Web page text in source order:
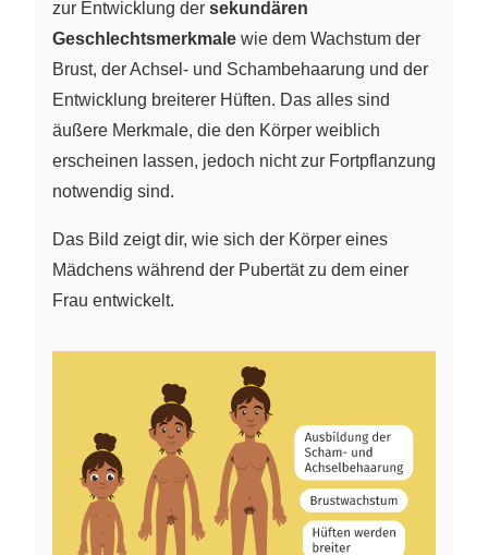
zur Entwicklung der sekundären
Geschlechtsmerkmale wie dem Wachstum der
Brust, der Achsel- und Schambehaarung und der
Entwicklung breiterer Hüften. Das alles sind
äußere Merkmale, die den Körper weiblich
erscheinen lassen, jedoch nicht zur Fortpflanzung
notwendig sind.
Das Bild zeigt dir, wie sich der Körper eines
Mädchens während der Pubertät zu dem einer
Frau entwickelt.